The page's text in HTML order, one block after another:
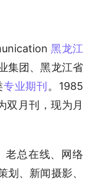
黑龙江
集团、黑龙江省
专业期刊 。1985
双月刊，现为月
老总在线、网络
划、新闻摄影、